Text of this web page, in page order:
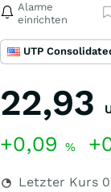
Alarme
einrichten
UTP
22,93
+0,09 %
Letzter Kurs